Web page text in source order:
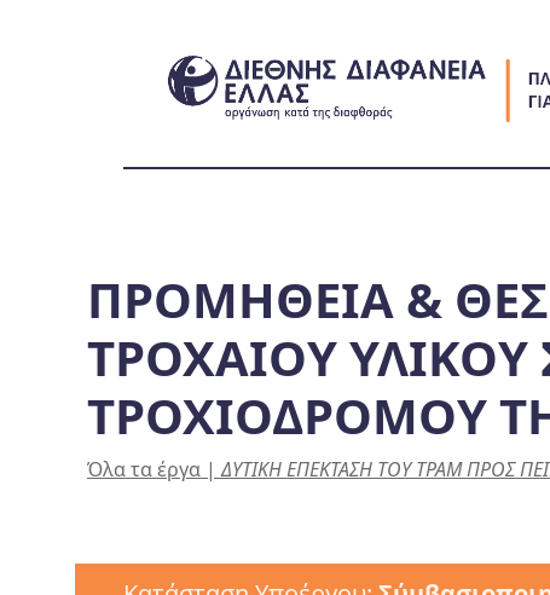
ΠΡΟΜΗΘΕΙΑ &
ΤΡΟΧΑΙΟΥ ΥΛΙΚΟΥ
ΤΡΟΧΙΟΔΡΟΜΟΥ
Όλα τα έργα |ΔΥΤΙΚΗ ΕΠΕΚΤΑΣΗ ΤΟΥ ΤΡΑΜ ΠΡΟΣ